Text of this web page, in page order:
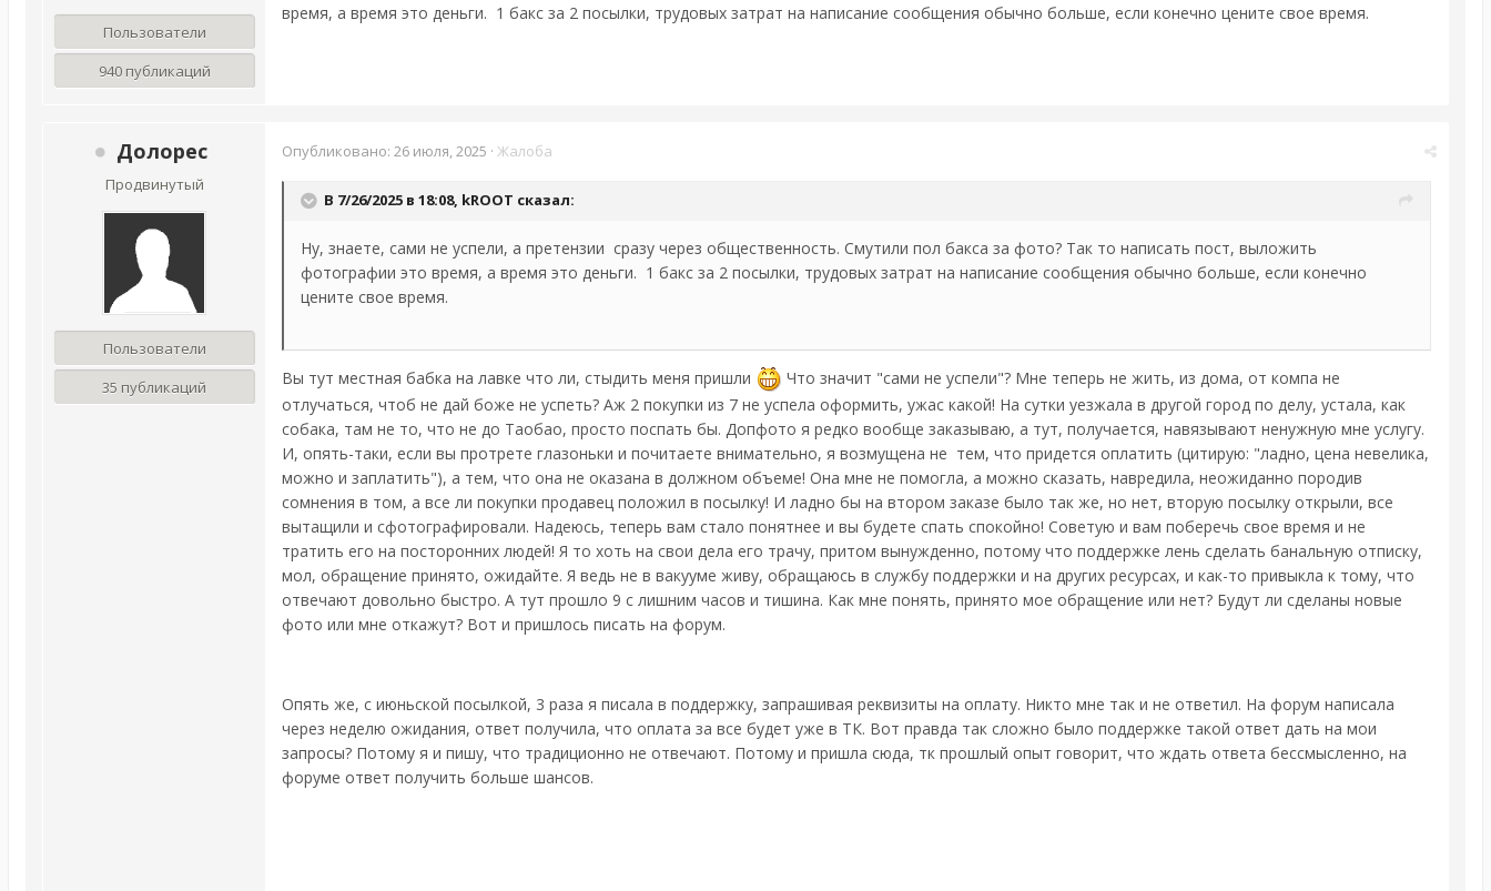
Пользователи
940 публикаций
время, а время это деньги. 1 бакс за 2 посылки, трудовых затрат на написание сообщения обычно больше, если конечно цените свое время.
Долорес
Продвинутый
Пользователи
35 публикаций
Опубликовано: 26 июля, 2025 · Жалоба
В 7/26/2025 в 18:08, kROOT сказал:
Ну, знаете, сами не успели, а претензии сразу через общественность. Смутили пол бакса за фото? Так то написать пост, выложить
фотографии это время, а время это деньги. 1 бакс за 2 посылки, трудовых затрат на написание сообщения обычно больше, если конечно
цените свое время.
Вы тут местная бабка на лавке что ли, стыдить меня пришли
Что значит "сами не успели"? Мне теперь не жить, из дома, от компа не
отлучаться, чтоб не дай боже не успеть? Аж 2 покупки из 7 не успела оформить, ужас какой! На сутки уезжала в другой город по делу, устала, как
собака, там не то, что не до Таобао, просто поспать бы. Допфото я редко вообще заказываю, а тут, получается, навязывают ненужную мне услугу.
И, опять-таки, если вы протрете глазоньки и почитаете внимательно, я возмущена не тем, что придется оплатить (цитирую: "ладно, цена невелика,
можно и заплатить"), а тем, что она не оказана в должном объеме! Она мне не помогла, а можно сказать, навредила, неожиданно породив
сомнения в том, а все ли покупки продавец положил в посылку! И ладно бы на втором заказе было так же, но нет, вторую посылку открыли, все
вытащили и сфотографировали. Надеюсь, теперь вам стало понятнее и вы будете спать спокойно! Советую и вам поберечь свое время и не
тратить его на посторонних людей! Я то хоть на свои дела его трачу, притом вынужденно, потому что поддержке лень сделать банальную отписку,
мол, обращение принято, ожидайте. Я ведь не в вакууме живу, обращаюсь в службу поддержки и на других ресурсах, и как-то привыкла к тому, что
отвечают довольно быстро. А тут прошло 9 с лишним часов и тишина. Как мне понять, принято мое обращение или нет? Будут ли сделаны новые
фото или мне откажут? Вот и пришлось писать на форум.
Опять же, с июньской посылкой, 3 раза я писала в поддержку, запрашивая реквизиты на оплату. Никто мне так и не ответил. На форум написала
через неделю ожидания, ответ получила, что оплата за все будет уже в ТК. Вот правда так сложно было поддержке такой ответ дать на мои
запросы? Потому я и пишу, что традиционно не отвечают. Потому и пришла сюда, тк прошлый опыт говорит, что ждать ответа бессмысленно, на
форуме ответ получить больше шансов.